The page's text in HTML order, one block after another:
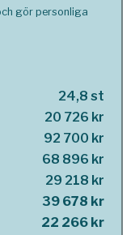
gör personliga
24,8 st
20 726 kr
92 700 kr
68 896 kr
29 218 kr
39 678 kr
22 266 kr